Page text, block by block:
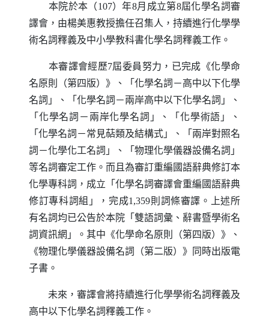
本院於本（107）年8月成立第8屆化學名詞審
譯會，由楊美惠教授擔任召集人，持續進行化學學
術名詞釋義及中小學教科書化學名詞釋義工作。
本審譯會經歷7屆委員努力，已完成《化學命
名原則（第四版）》、「化學名詞－高中以下化學
名詞」、「化學名詞－兩岸高中以下化學名詞」、
「化學名詞－兩岸化學名詞」、「化學術語」、
「化學名詞－常見萜類及結構式」、「兩岸對照名
詞－化學化工名詞」、「物理化學儀器設備名詞」
等名詞審定工作。而且為審訂重編國語辭典修訂本
化學專科詞，成立「化學名詞審譯會重編國語辭典
修訂專科詞組」，完成1,359則詞條審譯。上述所
有名詞均已公告於本院「雙語詞彙、辭書暨學術名
詞資訊網」。其中《化學命名原則（第四版）》、
《物理化學儀器設備名詞（第二版）》同時出版電
子書。
未來，審譯會將持續進行化學學術名詞釋義及
高中以下化學名詞釋義工作。